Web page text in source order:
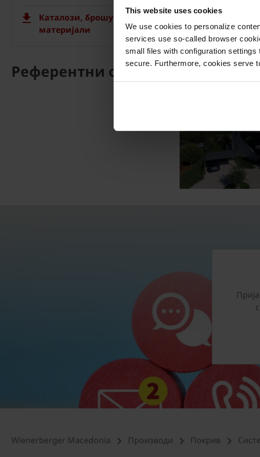
This website uses cookies
We use cookies to personalize
services use so-called browser
small files with configuration
secure. Furthermore, cookies serve
Каталози, брошури, технички
материјали
Референтни објекти
Wienerberger Macedonia Производи Покрив